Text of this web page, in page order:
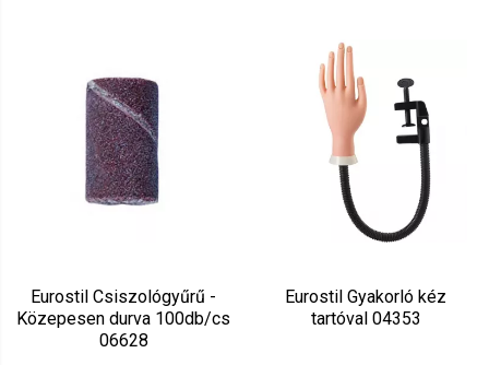
Eurostil Csiszológyűrű -
Közepesen durva 100db/cs
06628
Eurostil Gyakorló kéz
tartóval 04353